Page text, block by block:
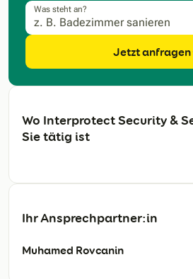
Was steht an?
Jetzt anfragen
Wo Interprotect Security &
Sie tätig ist
Ihr Ansprechpartner:in
Muhamed Rovcanin